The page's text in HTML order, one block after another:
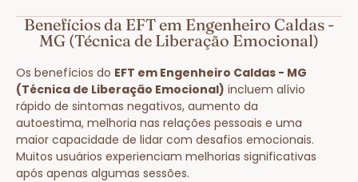
Benefícios da EFT em Engenheiro Caldas -
MG (Técnica de Liberação Emocional)
Os benefícios do EFT em Engenheiro Caldas - MG
(Técnica de Liberação Emocional) incluem alívio
rápido de sintomas negativos, aumento da
autoestima, melhoria nas relações pessoais e uma
maior capacidade de lidar com desafios emocionais.
Muitos usuários experienciam melhorias significativas
após apenas algumas sessões.